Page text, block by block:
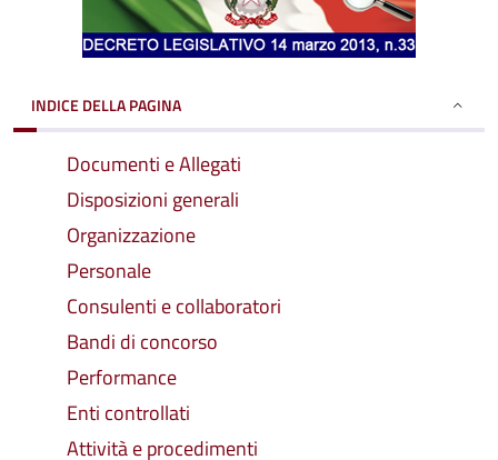
INDICE DELLA PAGINA
Documenti e Allegati
Disposizioni generali
Organizzazione
Personale
Consulenti e collaboratori
Bandi di concorso
Performance
Enti controllati
Attività e procedimenti